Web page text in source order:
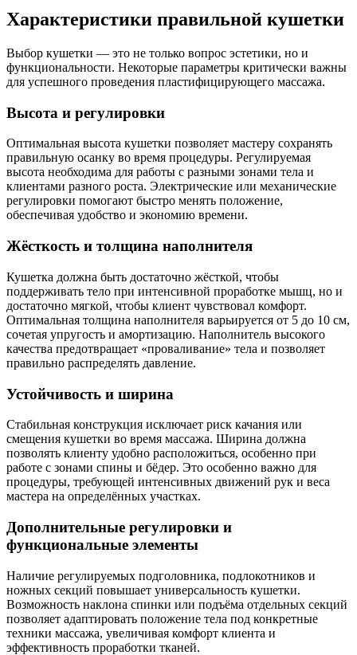
Характеристики правильной кушетки
Выбор кушетки — это не только вопрос эстетики, но и
функциональности. Некоторые параметры критически важны
для успешного проведения пластифицирующего массажа.
Высота и регулировки
Оптимальная высота кушетки позволяет мастеру сохранять
правильную осанку во время процедуры. Регулируемая
высота необходима для работы с разными зонами тела и
клиентами разного роста. Электрические или механические
регулировки помогают быстро менять положение,
обеспечивая удобство и экономию времени.
Жёсткость и толщина наполнителя
Кушетка должна быть достаточно жёсткой, чтобы
поддерживать тело при интенсивной проработке мышц, но и
достаточно мягкой, чтобы клиент чувствовал комфорт.
Оптимальная толщина наполнителя варьируется от 5 до 10 см,
сочетая упругость и амортизацию. Наполнитель высокого
качества предотвращает «проваливание» тела и позволяет
правильно распределять давление.
Устойчивость и ширина
Стабильная конструкция исключает риск качания или
смещения кушетки во время массажа. Ширина должна
позволять клиенту удобно расположиться, особенно при
работе с зонами спины и бёдер. Это особенно важно для
процедуры, требующей интенсивных движений рук и веса
мастера на определённых участках.
Дополнительные регулировки и
функциональные элементы
Наличие регулируемых подголовника, подлокотников и
ножных секций повышает универсальность кушетки.
Возможность наклона спинки или подъёма отдельных секций
позволяет адаптировать положение тела под конкретные
техники массажа, увеличивая комфорт клиента и
эффективность проработки тканей.